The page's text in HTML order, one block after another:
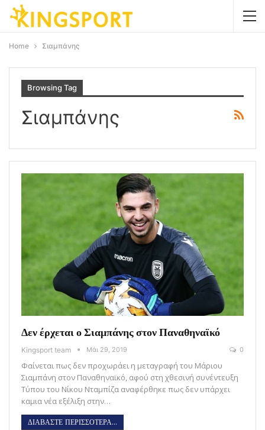
Home Σιαμπάνης
Browsing Tag
Σιαμπάνης
Δεν έρχεται ο Σιαμπάνης στον Παναθηναϊκό
Kingsport team Μάι 29, 2019 0
Φαίνεται πως δεν προχωράει η μεταγραφή του Μάριου
Σιαμπάνη στον Παναθηναϊκό, αφού στη χθεσινή συνέντευξη
Τύπου του Νίκου Νταμπίζα αναφέρθηκε πως δεν υπάρχει
καμια νέα εξέλιξη στην…
ΔΙΑΒΑΣΤΕ ΠΕΡΙΣΣΟΤΕΡΑ...